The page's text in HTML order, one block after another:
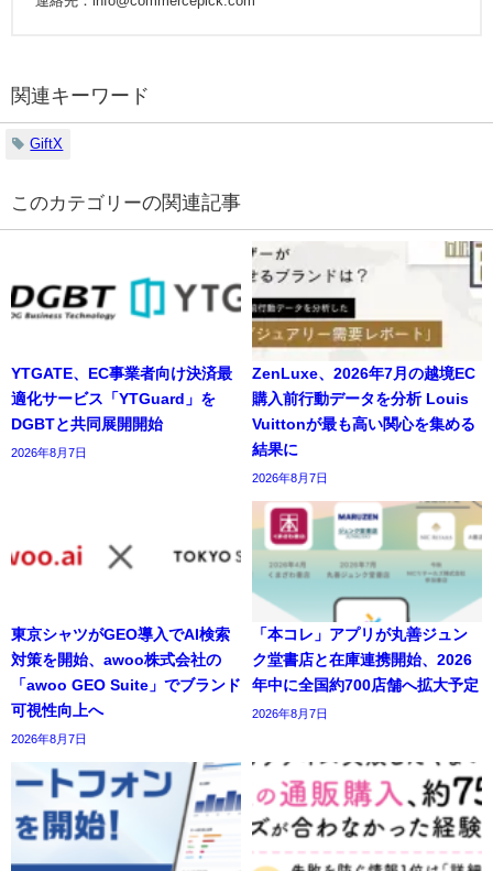
関連キーワード
GiftX
の関連記事
YTGATE、EC事業者向け決済最
適化サービス「YTGuard」を
DGBTと共同展開開始
2026年8月7日
ZenLuxe、2026年7月の越境EC
購入前行動データを分析 Louis
Vuittonが最も高い関心を集める
結果に
2026年8月7日
東京シャツがGEO導入でAI検索
対策を開始、awoo株式会社の
「awoo GEO Suite」でブランド
可視性向上へ
2026年8月7日
「本コレ」アプリが丸善ジュン
ク堂書店と在庫連携開始、2026
年中に全国約700店舗へ拡大予定
2026年8月7日